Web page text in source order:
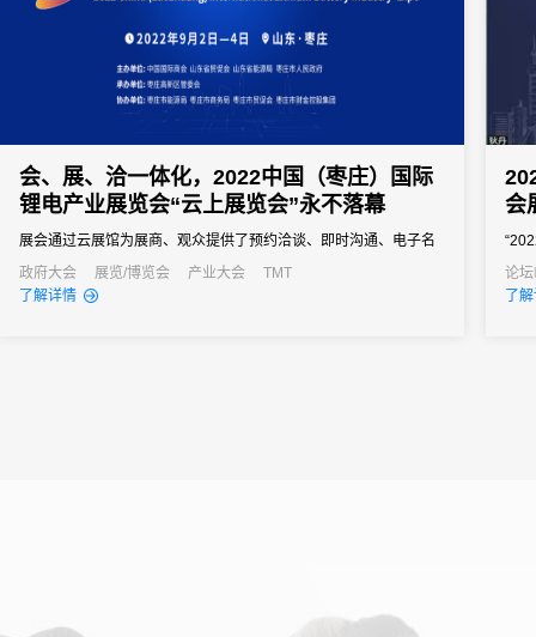
会、展、洽一体化，2022中国（枣庄）国际
锂电产业展览会“云上展览会”永不落幕
展会通过云展馆为展商、观众提供了预约洽谈、即时沟通、电子名
片以及意向订单等服务，通过线下驱动，线上赋能，创新展会举办
方式。
政府大会 展览/博览会 产业大会
TMT
了解详情
会
论
举
论
了